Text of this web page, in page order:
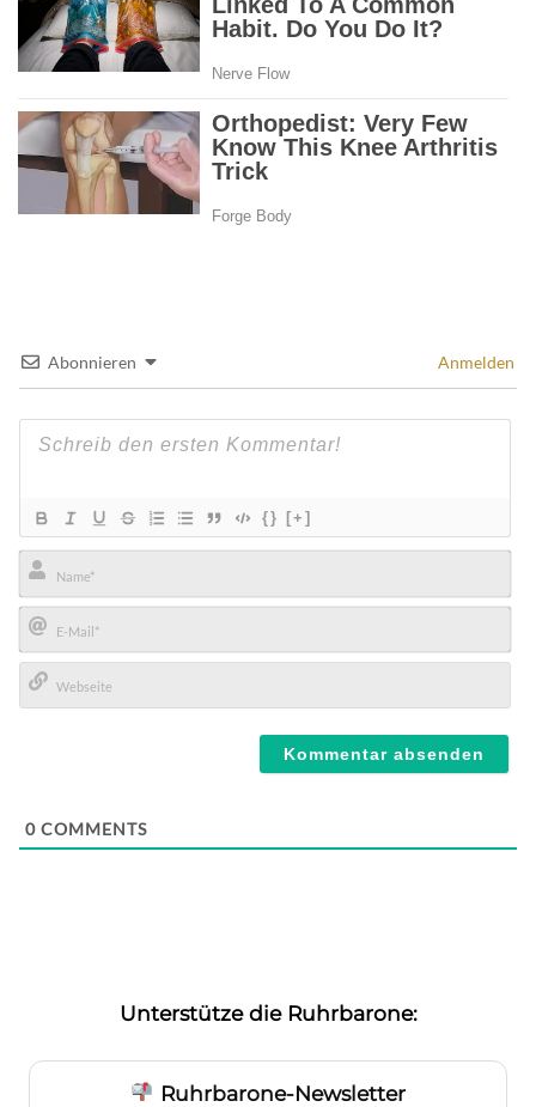
Abonnieren Anmelden
{} [+]
Name*
E-
Mail*
0 COMMENTS
Unterstütze die Ruhrbarone:
Ruhrbarone-Newsletter